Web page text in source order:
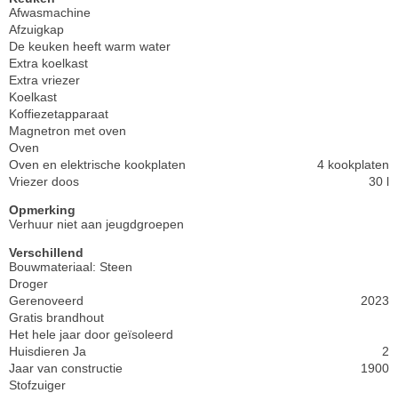
Afwasmachine
Afzuigkap
De keuken heeft warm water
Extra koelkast
Extra vriezer
Koelkast
Koffiezetapparaat
Magnetron met oven
Oven
Oven en elektrische kookplaten
4 kookplaten
Vriezer doos
30 l
Opmerking
Verhuur niet aan jeugdgroepen
Verschillend
Bouwmateriaal: Steen
Droger
Gerenoveerd
2023
Gratis brandhout
Het hele jaar door geïsoleerd
Huisdieren Ja
2
Jaar van constructie
1900
Stofzuiger